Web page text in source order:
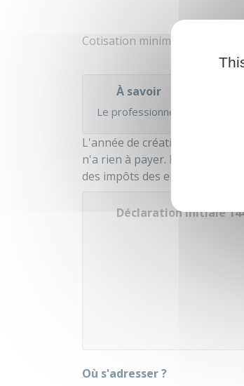
Cotisation minimum due en
À savoir
Le professionnel est
L'année de création de son
n'a rien à payer. Il doit
des impôts des entreprises
Déclaration initiale
Où s'adresser ?